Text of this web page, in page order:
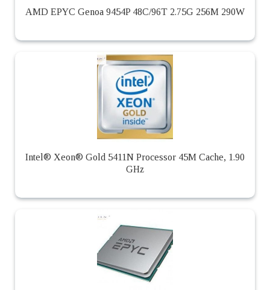
AMD EPYC Genoa 9454P 48C/96T 2.75G 256M 290W
Intel® Xeon® Gold 5411N Processor 45M Cache, 1.90
GHz